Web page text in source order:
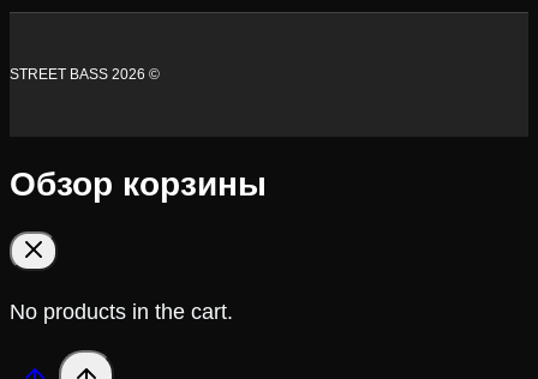
STREET BASS 2026 ©
Обзор корзины
No products in the cart.